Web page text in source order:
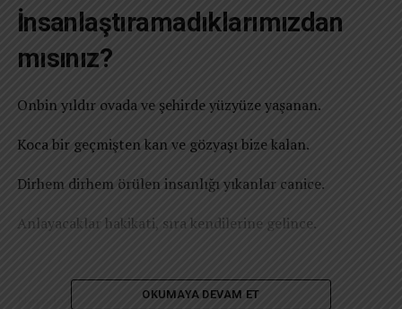
İnsanlaştıramadıklarımızdan
mısınız?
Onbin yıldır ovada ve şehirde yüzyüze yaşanan.
Koca bir geçmişten kan ve gözyaşı bize kalan.
Dirhem dirhem örülen insanlığı yıkanlar canice.
Anlayacaklar hakikati, sıra kendilerine gelince.
REKLAM
Nerede bir acı varsa, fail mutlaka düşkün insan.
OKUMAYA DEVAM ET